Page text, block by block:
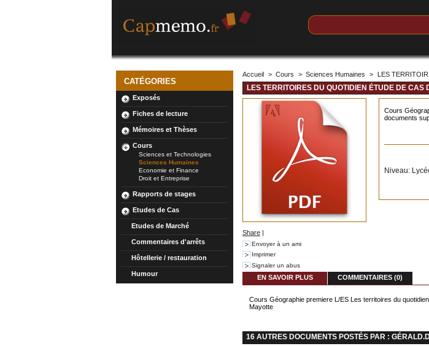
CATÉGORIES
Exposés
Fiches de lecture
Mémoires et Thèses
Cours
Sciences et Technologies
Sciences Humaines
Economie et Finance
Droit et Entreprise
Rapports de stages
Etudes de Cas
Etudes de Marché
Commentaires d'arrêts
Hôtellerie / restauration
Humour
Accueil > Cours > Sciences Humaines > LES
LES TERRITOIRES DU QUOTIDIEN ÉTUDE DE CAS
Share |
Envoyer à un ami
Imprimer
Signaler un abus
Cours
documents
Niveau:
EN SAVOIR PLUS COMMENTAIRES (0)
Cours Géographie premiere L/ES Les territoires du
Mayotte
16 AUTRES DOCUMENTS POSTÉS PAR :